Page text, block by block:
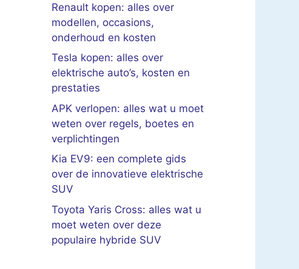
Renault kopen: alles over
modellen, occasions,
onderhoud en kosten
Tesla kopen: alles over
elektrische auto’s, kosten en
prestaties
APK verlopen: alles wat u moet
weten over regels, boetes en
verplichtingen
Kia EV9: een complete gids
over de innovatieve elektrische
SUV
Toyota Yaris Cross: alles wat u
moet weten over deze
populaire hybride SUV